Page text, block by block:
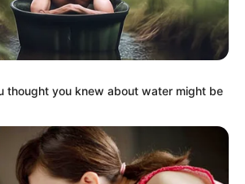
nem akartam… Csak egy kicsit
nap a kicsivel…
thought you knew about water might be